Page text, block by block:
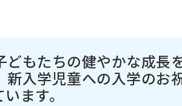
もたちの健やかな成長
入学児童への入学のお
ます。